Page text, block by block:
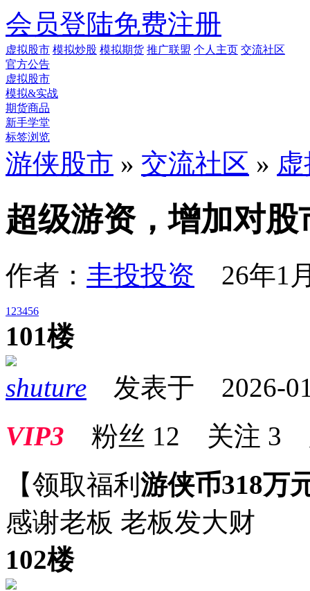
会员登陆免费注册
虚拟股市 模拟炒股 模拟期货 推广联盟 个人主页 交流社区
官方公告
虚拟股市
模拟&实战
期货商品
新手学堂
标签浏览
游侠股市 » 交流社区 »
超级游资，增加对
作者： 丰投投资 26年1
1 23456
101楼
shuture 发表于 2026-
VIP3 粉丝 12 关注 3
【领取福利 游侠币318万
感谢老板 老板发大财
102楼